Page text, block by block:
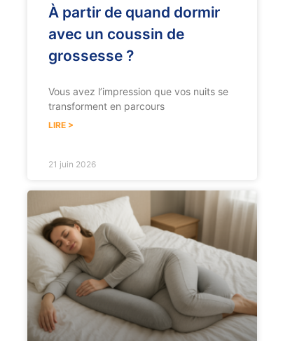
À partir de quand dormir
avec un coussin de
grossesse ?
Vous avez l’impression que vos nuits se
transforment en parcours
LIRE >
21 juin 2026